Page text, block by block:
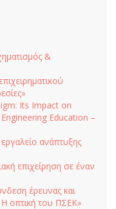
&
Its Impact on
Education –
ανάπτυξης
επιχείρηση σε έναν
έρευνας και
Η οπτική του ΠΣΕΚ»